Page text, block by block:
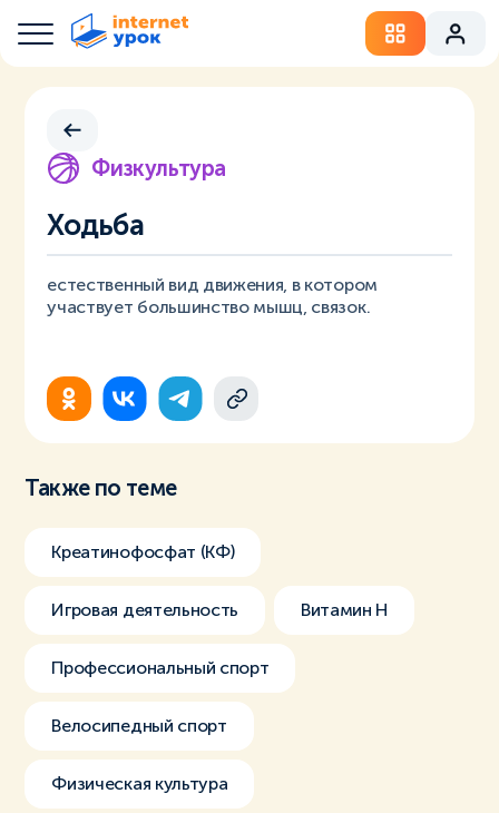
Физкультура
Ходьба
естественный вид движения, в котором
участвует большинство мышц, связок.
Также по теме
Креатинофосфат (КФ)
Игровая деятельность Витамин Н
Профессиональный спорт
Велосипедный спорт
Физическая культура